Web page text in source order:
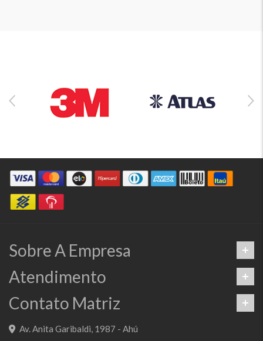
Sobre A Empresa
Atendimento
Contato Matriz
Av. Anita Garibaldi, 1987 - Ahú